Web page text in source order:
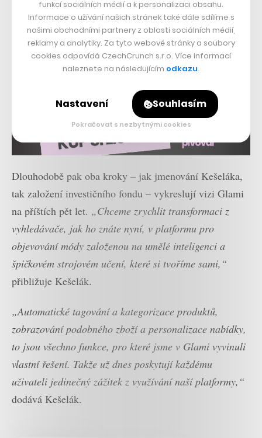
Dlouhodobě pak oba kroky – jak jmenování Kešeláka,
tak založení investičního fondu – vykreslují vizi Glami
na příštích pět let. „Chceme zrychlit transformaci z
vyhledávače, jak ho znáte nyní, v platformu pro
objevování módy založenou na umělé inteligenci a
špičkovém strojovém učení, které si tvoříme sami,“
přibližuje Kešelák.
„Automatické tagování a kategorizace produktů,
zobrazování podobného zboží a personalizace nabídky,
to jsou všechno funkce, pro které jsme v Glami vyvinuli
vlastní řešení. Takže už dnes poskytují každému
uživateli jedinečný zážitek z využívání naší platformy,“
dodává Kešelák.
funkcí sociálních médií a k personalizaci obsahu.
Informace o užívání našich stránek také dále sdílíme s
našimi obchodními partnery z oblasti sociálních médií,
reklamy a analytiky. Za tyto webové stránky a soubory
cookies odpovídá CzechCrunch s.r.o. Více informací
naleznete na následujícím odkazu.
Nastavení Souhlasím
Pokračovat s nezbytnými cookies